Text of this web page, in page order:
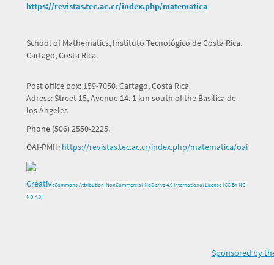
https://revistas.tec.ac.cr/index.php/matematica
School of Mathematics, Instituto Tecnológico de Costa Rica,
Cartago, Costa Rica.
Post office box: 159-7050. Cartago, Costa Rica
Adress: Street 15, Avenue 14. 1 km south of the Basílica de
los Ángeles
Phone (506) 2550-2225.
OAI-PMH: https://revistas.tec.ac.cr/index.php/matematica/oai
CreativeCommons Attribution-NonCommercial-NoDerivs 4.0 International License (CC BY-NC-
ND 4.0)
Sponsored by